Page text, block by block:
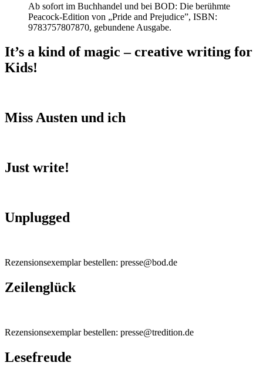
Ab sofort im Buchhandel und bei BOD: Die berühmte
Peacock-Edition von „Pride and Prejudice”, ISBN:
9783757807870, gebundene Ausgabe.
It’s a kind of magic – creative writing for
Kids!
Miss Austen und ich
Just write!
Unplugged
Rezensionsexemplar bestellen: presse@bod.de
Zeilenglück
Rezensionsexemplar bestellen: presse@tredition.de
Lesefreude